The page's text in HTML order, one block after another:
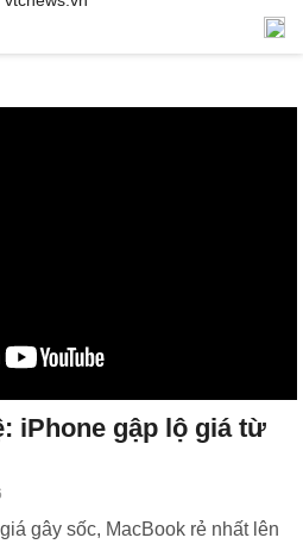
iPhone gập lộ giá từ
gây sốc, MacBook rẻ nhất lên